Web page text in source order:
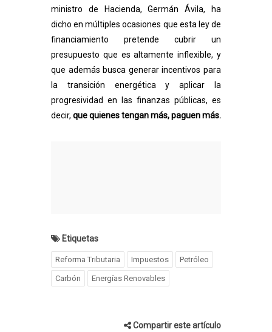
ministro de Hacienda, Germán Ávila, ha
dicho en múltiples ocasiones que esta ley de
financiamiento pretende cubrir un
presupuesto que es altamente inflexible, y
que además busca generar incentivos para
la transición energética y aplicar la
progresividad en las finanzas públicas, es
decir, que quienes tengan más, paguen más.
Etiquetas
Reforma Tributaria Impuestos Petróleo
Carbón Energías Renovables
Compartir este artículo